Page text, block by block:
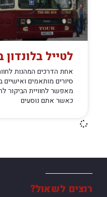
לטייל
אחת הדרכים המהנות
סיורים מותאמים
מאפשר לחוויית הביקור
כאשר אתם נוסעים
רוצים לשאול?